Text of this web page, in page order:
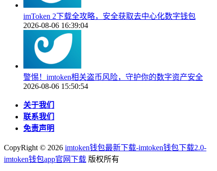
imToken 2下载全攻略，安全获取去中心化数字钱包
2026-08-06 16:39:04
警惕！imtoken相关盗币风险，守护你的数字资产安全
2026-08-06 15:50:54
关于我们
联系我们
免责声明
CopyRight © 2026 imtoken钱包最新下载-imtoken钱包下载2.0-
imtoken钱包app官网下载 版权所有